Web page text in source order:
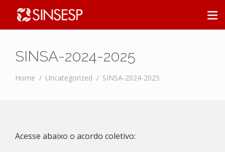
SINSA-2024-2025
Home Uncategorized SINSA-2024-2025
Acesse abaixo o acordo coletivo: